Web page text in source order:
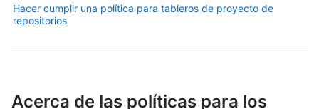
Hacer cumplir una política para tableros de proyecto de
repositorios
Acerca de las políticas para los